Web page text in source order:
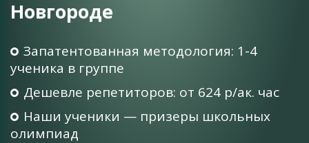
Новгороде
Запатентованная методология: 1-4
ученика в группе
Дешевле репетиторов: от 624 р/ак. час
Наши ученики — призеры школьных
олимпиад